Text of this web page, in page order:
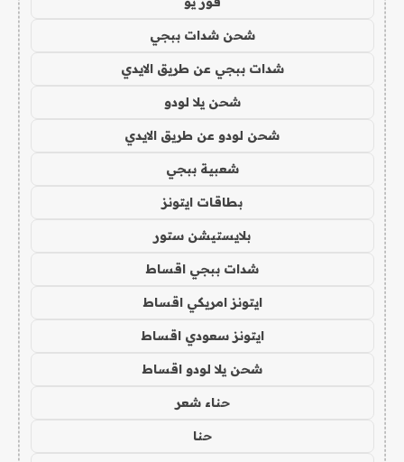
شحن شدات ببجي
شدات ببجي عن طريق الايدي
شحن يلا لودو
شحن لودو عن طريق الايدي
شعبية ببجي
بطاقات ايتونز
بلايستيشن ستور
شدات ببجي اقساط
ايتونز امريكي اقساط
ايتونز سعودي اقساط
شحن يلا لودو اقساط
حناء شعر
حنا